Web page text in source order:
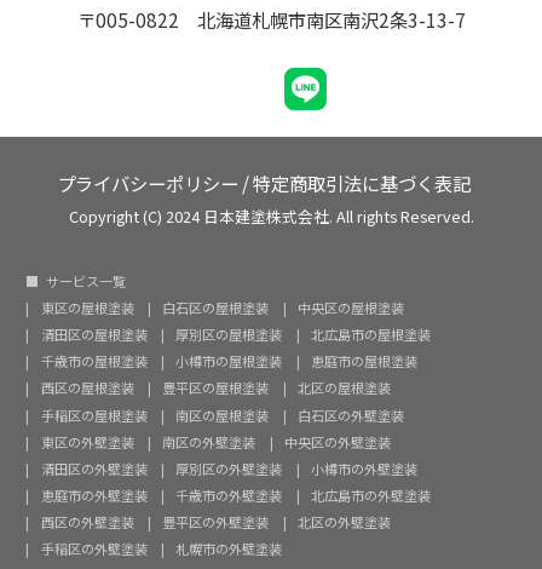
〒005-0822 北海道札幌市南区南沢2条3-13-7
プライバシーポリシー /特定商取引法に基づく表記
Copyright (C) 2024 日本建塗株式会社. All rights Reserved.
サービス一覧
東区の屋根塗装
白石区の屋根塗装
中央区の屋根塗装
清田区の屋根塗装
厚別区の屋根塗装
北広島市の屋根塗装
千歳市の屋根塗装
小樽市の屋根塗装
恵庭市の屋根塗装
西区の屋根塗装
豊平区の屋根塗装
北区の屋根塗装
手稲区の屋根塗装
南区の屋根塗装
白石区の外壁塗装
東区の外壁塗装
南区の外壁塗装
中央区の外壁塗装
清田区の外壁塗装
厚別区の外壁塗装
小樽市の外壁塗装
恵庭市の外壁塗装
千歳市の外壁塗装
北広島市の外壁塗装
西区の外壁塗装
豊平区の外壁塗装
北区の外壁塗装
手稲区の外壁塗装
札幌市の外壁塗装